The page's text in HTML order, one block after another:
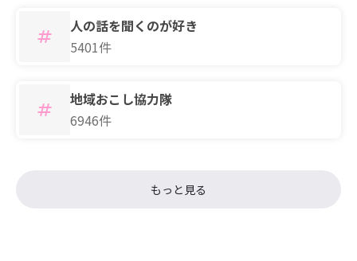
人の話を聞くのが好き
5401件
地域おこし協力隊
6946件
もっと見る